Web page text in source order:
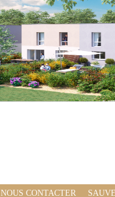
NOUS CONTACTER